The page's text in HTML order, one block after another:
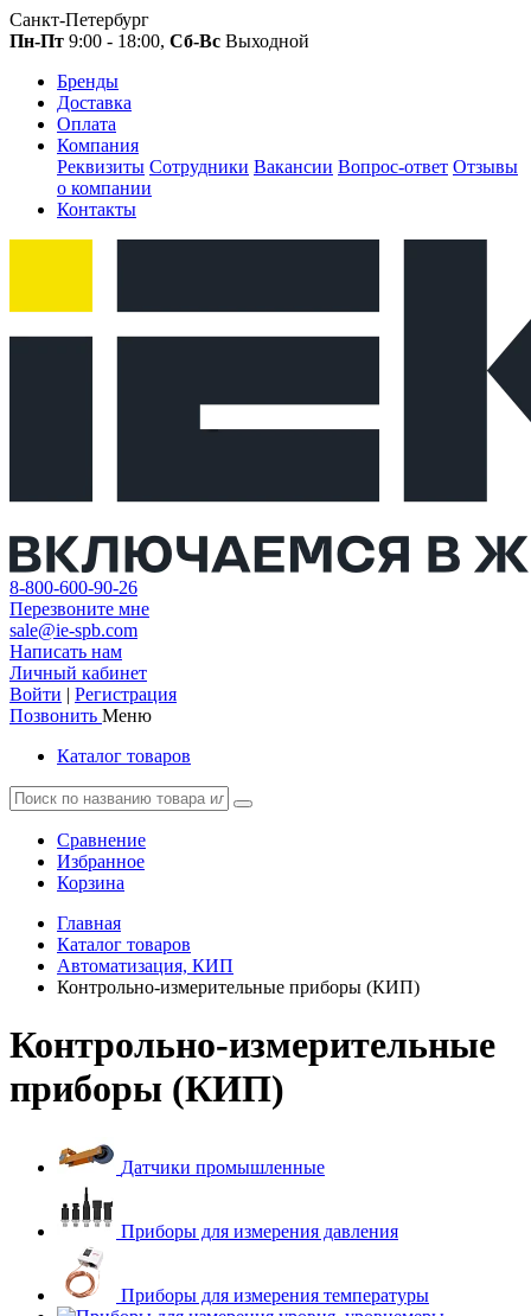
Санкт-Петербург
Пн-Пт 9:00 - 18:00, Сб-Вс Выходной
Бренды
Доставка
Оплата
Компания
Реквизиты Сотрудники Вакансии Вопрос-ответ Отзывы
о компании
Контакты
8-800-600-90-26
Перезвоните мне
sale@ie-spb.com
Написать нам
Личный кабинет
Войти | Регистрация
Позвонить Меню
Каталог товаров
Сравнение
Избранное
Корзина
Главная
Каталог товаров
Автоматизация, КИП
Контрольно-измерительные приборы (КИП)
Контрольно-измерительные
приборы (КИП)
Датчики промышленные
Приборы для измерения давления
Приборы для измерения температуры